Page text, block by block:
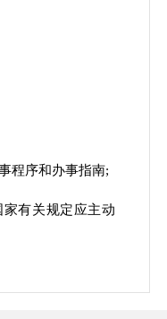
程序和办事指南;
有关规定应主动